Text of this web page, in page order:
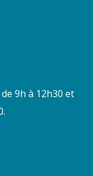
9h à 12h30 et